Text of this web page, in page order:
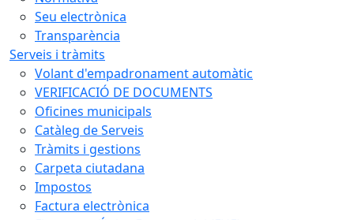
Seu electrònica
Transparència
Serveis i tràmits
Volant d'empadronament automàtic
VERIFICACIÓ DE DOCUMENTS
Oficines municipals
Catàleg de Serveis
Tràmits i gestions
Carpeta ciutadana
Impostos
Factura electrònica